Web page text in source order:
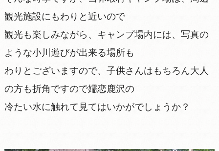
観光施設にもわりと近いので
観光も楽しみながら、キャンプ場内には、写真の
ような小川遊びが出来る場所も
わりとございますので、子供さんはもちろん大人
の方も折角ですので嬬恋鹿沢の
冷たい水に触れて見てはいかがでしょうか？